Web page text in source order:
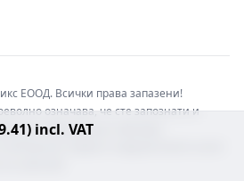
incl. VAT
ЕООД. Всички права запазени!
означава, че сте запознати и
обвързваща софтуера.
закона!b